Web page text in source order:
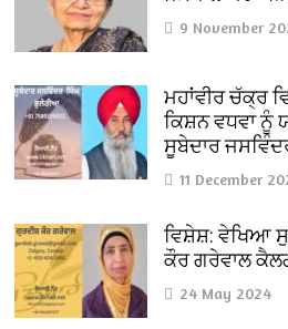
9 November
ਮਹਾਂਵੀਰ ਚੱਕ੍ਰ
ਕਿਸ਼ਨ ਵਧਵਾ
ਸੂਬੇਦਾਰ
11 December
ਵਿਸ਼ੇਸ਼: ਵੇਖਿਆ
ਕੌਰ ਗਰੇਵਾਲ
24 May 2024